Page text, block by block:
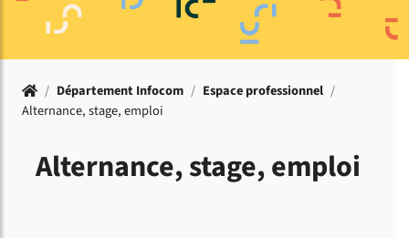
Accueil
/ Département Infocom / Espace professionnel /
Alternance, stage, emploi
Alternance, stage, emploi